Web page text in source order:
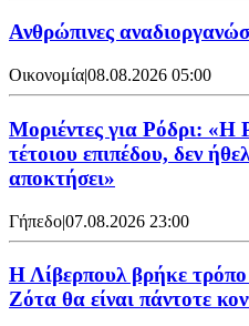
Ανθρώπινες
Οικονομία|08.08.2026 05:00
Μοριέντες για Ρόδρι: «Η
τέτοιου επιπέδου, δεν
αποκτήσει»
Γήπεδο|07.08.2026 23:00
Η Λίβερπουλ βρήκε
Ζότα θα είναι πάντοτε